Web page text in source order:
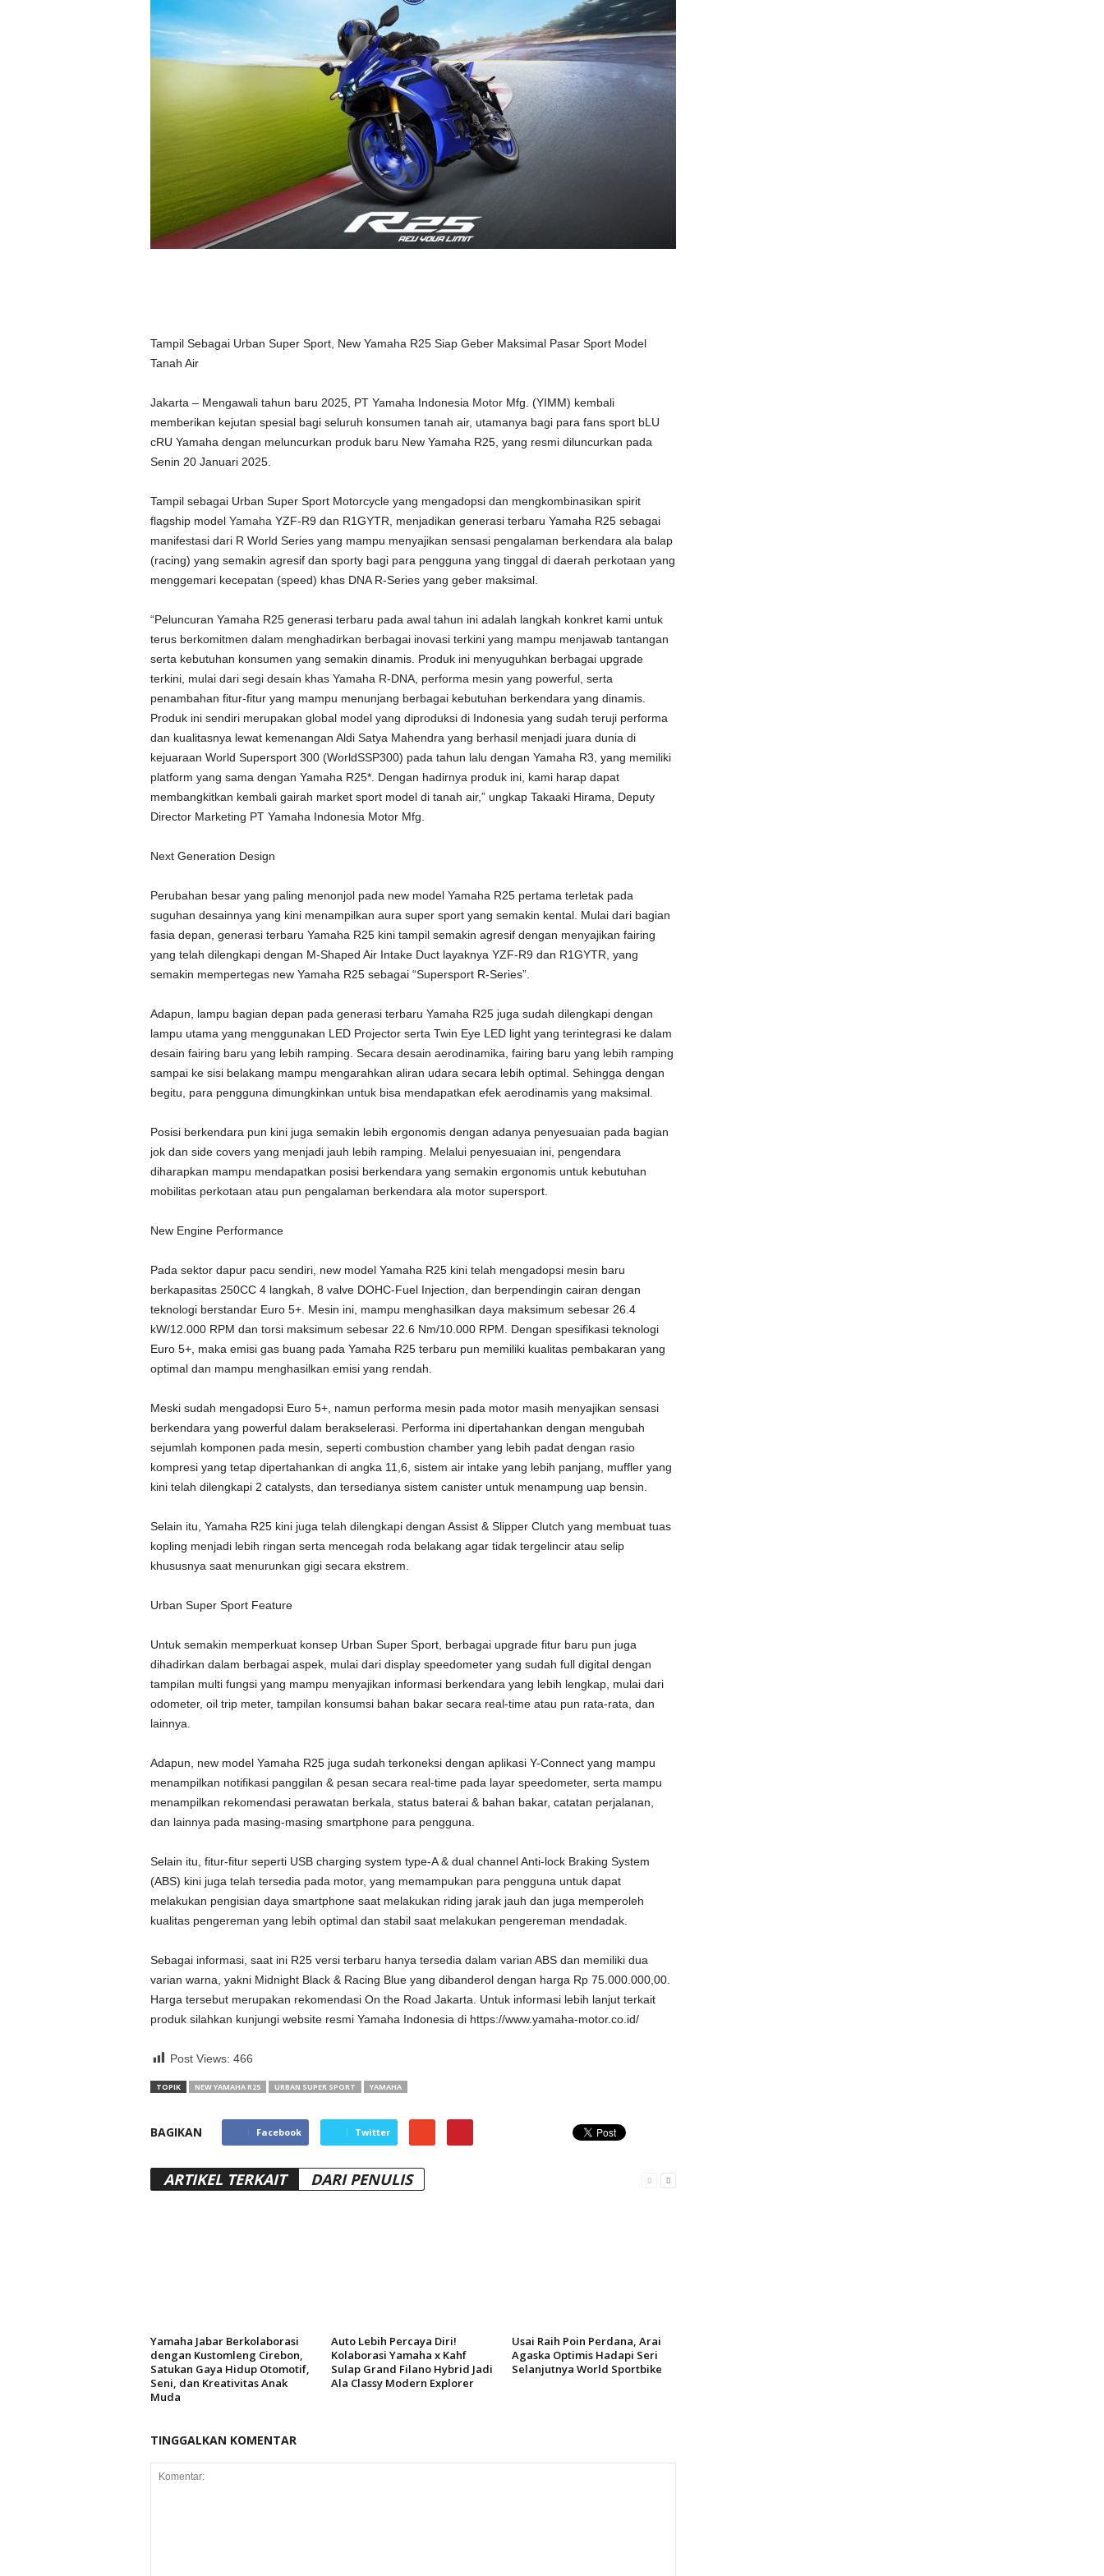
Tampil Sebagai Urban Super Sport, New Yamaha R25 Siap Geber Maksimal Pasar Sport Model
Tanah Air
Jakarta – Mengawali tahun baru 2025, PT Yamaha Indonesia MotorMfg. (YIMM) kembali
memberikan kejutan spesial bagi seluruh konsumen tanah air, utamanya bagi para fans sport bLU
cRU Yamaha dengan meluncurkan produk baru New Yamaha R25, yang resmi diluncurkan pada
Senin 20 Januari 2025.
Tampil sebagai Urban Super Sport Motorcycle yang mengadopsi dan mengkombinasikan spirit
flagship model Yamaha YZF-R9 dan R1GYTR, menjadikan generasi terbaru Yamaha R25 sebagai
manifestasi dari R World Series yang mampu menyajikan sensasi pengalaman berkendara ala balap
(racing) yang semakin agresif dan sporty bagi para pengguna yang tinggal di daerah perkotaan yang
menggemari kecepatan (speed) khas DNA R-Series yang geber maksimal.
“Peluncuran Yamaha R25 generasi terbaru pada awal tahun ini adalah langkah konkret kami untuk
terus berkomitmen dalam menghadirkan berbagai inovasi terkini yang mampu menjawab tantangan
serta kebutuhan konsumen yang semakin dinamis. Produk ini menyuguhkan berbagai upgrade
terkini, mulai dari segi desain khas Yamaha R-DNA, performa mesin yang powerful, serta
penambahan fitur-fitur yang mampu menunjang berbagai kebutuhan berkendara yang dinamis.
Produk ini sendiri merupakan global model yang diproduksi di Indonesia yang sudah teruji performa
dan kualitasnya lewat kemenangan Aldi Satya Mahendra yang berhasil menjadi juara dunia di
kejuaraan World Supersport 300 (WorldSSP300) pada tahun lalu dengan Yamaha R3, yang memiliki
platform yang sama dengan Yamaha R25*. Dengan hadirnya produk ini, kami harap dapat
membangkitkan kembali gairah market sport model di tanah air,” ungkap Takaaki Hirama, Deputy
Director Marketing PT Yamaha Indonesia Motor Mfg.
Next Generation Design
Perubahan besar yang paling menonjol pada new model Yamaha R25 pertama terletak pada
suguhan desainnya yang kini menampilkan aura super sport yang semakin kental. Mulai dari bagian
fasia depan, generasi terbaru Yamaha R25 kini tampil semakin agresif dengan menyajikan fairing
yang telah dilengkapi dengan M-Shaped Air Intake Duct layaknya YZF-R9 dan R1GYTR, yang
semakin mempertegas new Yamaha R25 sebagai “Supersport R-Series”.
Adapun, lampu bagian depan pada generasi terbaru Yamaha R25 juga sudah dilengkapi dengan
lampu utama yang menggunakan LED Projector serta Twin Eye LED light yang terintegrasi ke dalam
desain fairing baru yang lebih ramping. Secara desain aerodinamika, fairing baru yang lebih ramping
sampai ke sisi belakang mampu mengarahkan aliran udara secara lebih optimal. Sehingga dengan
begitu, para pengguna dimungkinkan untuk bisa mendapatkan efek aerodinamis yang maksimal.
Posisi berkendara pun kini juga semakin lebih ergonomis dengan adanya penyesuaian pada bagian
jok dan side covers yang menjadi jauh lebih ramping. Melalui penyesuaian ini, pengendara
diharapkan mampu mendapatkan posisi berkendara yang semakin ergonomis untuk kebutuhan
mobilitas perkotaan atau pun pengalaman berkendara ala motor supersport.
New Engine Performance
Pada sektor dapur pacu sendiri, new model Yamaha R25 kini telah mengadopsi mesin baru
berkapasitas 250CC 4 langkah, 8 valve DOHC-Fuel Injection, dan berpendingin cairan dengan
teknologi berstandar Euro 5+. Mesin ini, mampu menghasilkan daya maksimum sebesar 26.4
kW/12.000 RPM dan torsi maksimum sebesar 22.6 Nm/10.000 RPM. Dengan spesifikasi teknologi
Euro 5+, maka emisi gas buang pada Yamaha R25 terbaru pun memiliki kualitas pembakaran yang
optimal dan mampu menghasilkan emisi yang rendah.
Meski sudah mengadopsi Euro 5+, namun performa mesin pada motor masih menyajikan sensasi
berkendara yang powerful dalam berakselerasi. Performa ini dipertahankan dengan mengubah
sejumlah komponen pada mesin, seperti combustion chamber yang lebih padat dengan rasio
kompresi yang tetap dipertahankan di angka 11,6, sistem air intake yang lebih panjang, muffler yang
kini telah dilengkapi 2 catalysts, dan tersedianya sistem canister untuk menampung uap bensin.
Selain itu, Yamaha R25 kini juga telah dilengkapi dengan Assist & Slipper Clutch yang membuat tuas
kopling menjadi lebih ringan serta mencegah roda belakang agar tidak tergelincir atau selip
khususnya saat menurunkan gigi secara ekstrem.
Urban Super Sport Feature
Untuk semakin memperkuat konsep Urban Super Sport, berbagai upgrade fitur baru pun juga
dihadirkan dalam berbagai aspek, mulai dari display speedometer yang sudah full digital dengan
tampilan multi fungsi yang mampu menyajikan informasi berkendara yang lebih lengkap, mulai dari
odometer, oil trip meter, tampilan konsumsi bahan bakar secara real-time atau pun rata-rata, dan
lainnya.
Adapun, new model Yamaha R25 juga sudah terkoneksi dengan aplikasi Y-Connect yang mampu
menampilkan notifikasi panggilan & pesan secara real-time pada layar speedometer, serta mampu
menampilkan rekomendasi perawatan berkala, status baterai & bahan bakar, catatan perjalanan,
dan lainnya pada masing-masing smartphone para pengguna.
Selain itu, fitur-fitur seperti USB charging system type-A & dual channel Anti-lock Braking System
(ABS) kini juga telah tersedia pada motor, yang memampukan para pengguna untuk dapat
melakukan pengisian daya smartphone saat melakukan riding jarak jauh dan juga memperoleh
kualitas pengereman yang lebih optimal dan stabil saat melakukan pengereman mendadak.
Sebagai informasi, saat ini R25 versi terbaru hanya tersedia dalam varian ABS dan memiliki dua
varian warna, yakni Midnight Black & Racing Blue yang dibanderol dengan harga Rp 75.000.000,00.
Harga tersebut merupakan rekomendasi On the Road Jakarta. Untuk informasi lebih lanjut terkait
produk silahkan kunjungi website resmi Yamaha Indonesia di https://www.yamaha-motor.co.id/
Post Views: 466
TOPIK NEW YAMAHA R25 URBAN SUPER SPORT YAMAHA
BAGIKAN Facebook Twitter
ARTIKEL TERKAIT DARI PENULIS
Yamaha Jabar Berkolaborasi
dengan Kustomleng Cirebon,
Satukan Gaya Hidup Otomotif,
Seni, dan Kreativitas Anak
Muda
Auto Lebih Percaya Diri!
Kolaborasi Yamaha x Kahf
Sulap Grand Filano Hybrid Jadi
Ala Classy Modern Explorer
Usai Raih Poin Perdana, Arai
Agaska Optimis Hadapi Seri
Selanjutnya World Sportbike
TINGGALKAN KOMENTAR